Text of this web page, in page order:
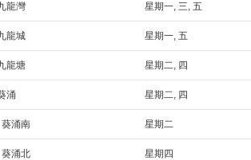
龍灣 星期一, 三, 五
龍城 星期一, 五
龍塘 星期二, 四
涌 星期二, 四
葵涌南 星期二
葵涌北 星期四